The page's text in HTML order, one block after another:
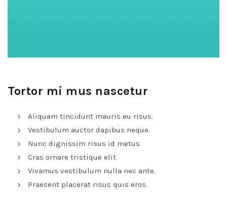
Tortor mi mus nascetur
Aliquam tincidunt mauris eu risus.
Vestibulum auctor dapibus neque.
Nunc dignissim risus id metus.
Cras ornare tristique elit.
Vivamus vestibulum nulla nec ante.
Praesent placerat risus quis eros.